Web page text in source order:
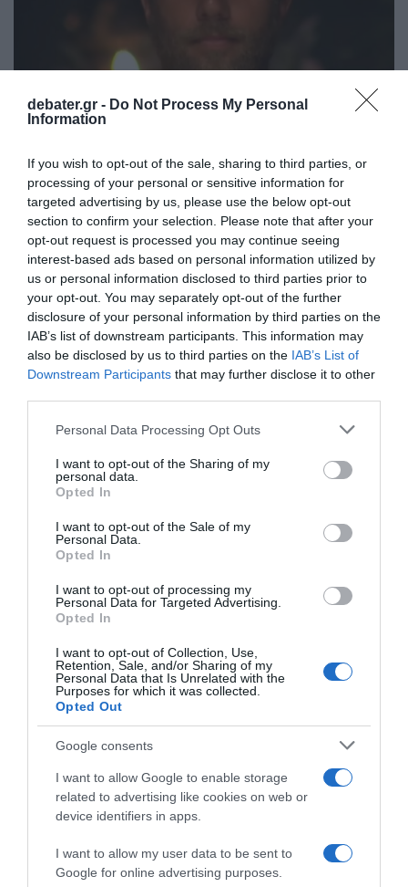
debater.gr - Do Not Process My Personal
Information
If you wish to opt-out of the sale, sharing to third parties, or
processing of your personal or sensitive information for
targeted advertising by us, please use the below opt-out
section to confirm your selection. Please note that after your
opt-out request is processed you may continue seeing
interest-based ads based on personal information utilized by
us or personal information disclosed to third parties prior to
your opt-out. You may separately opt-out of the further
disclosure of your personal information by third parties on the
IAB’s list of downstream participants. This information may
also be disclosed by us to third parties on the IAB’s List of
Downstream Participants that may further disclose it to other
Please note that this website/app uses one or more Google
not limited to your visit or usage behaviour. You may click to
grant or deny consent to Google and its third-party tags to
use your data for below specified purposes in below Google
consent section.
Personal Data Processing Opt Outs
I want to opt-out of the Sharing of my
personal data.
Opted In
I want to opt-out of the Sale of my
Personal Data.
Opted In
I want to opt-out of processing my
Personal Data for Targeted Advertising.
Opted In
I want to opt-out of Collection, Use,
Retention, Sale, and/or Sharing of my
Personal Data that Is Unrelated with the
Purposes for which it was collected.
Opted Out
Google consents
I want to allow Google to enable storage
related to advertising like cookies on web or
device identifiers in apps.
I want to allow my user data to be sent to
Google for online advertising purposes.
MEDIA
Survivor All Star: Ο Γιώργος Κόρομι έφερε
τον τελευταίο πόντο και αποχώρησε (vids)
Αποκαλύψεις από την Στέλλα
18.05.2023 - 09:31
Survivor All Star: Αποχώρησε η Ρία Κολοβού
– Στο GP του Μαϊάμι οι Κόκκινοι (vids)
Ξέσπασε σε κλάματα η Στέλλα Ανδρεάδου
10.05.2023 - 09:25